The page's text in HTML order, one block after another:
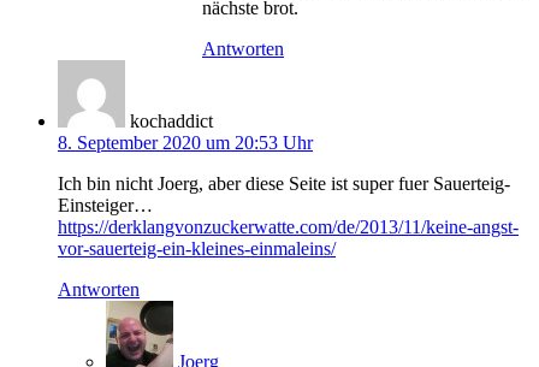
nächste brot.
Antworten
kochaddict
8. September 2020 um 20:53 Uhr
Ich bin nicht Joerg, aber diese Seite ist super fuer Sauerteig-
Einsteiger…
https://derklangvonzuckerwatte.com/de/2013/11/keine-angst-
vor-sauerteig-ein-kleines-einmaleins/
Antworten
Joerg